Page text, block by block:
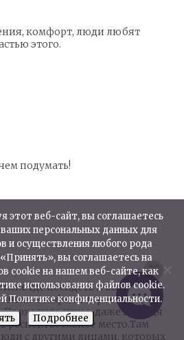
комфорт, люди любят
этого.
подумать!
где посидеть и выпить
в кафе, которое я
Проходила мимо, даже не видя
респектабельное место.Там
с другими лицами, которых
этот веб-сайт, вы соглашаетесь
персональных данных для
и осуществления любого рода
вы соглашаетесь на
cookie на нашем веб-сайте, как
использования файлов cookie.
Политике конфиденциальности.
Подробнее